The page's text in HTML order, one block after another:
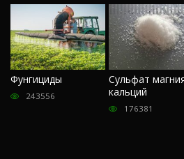
Фунгициды
243556
Сульфат
кальций
176381